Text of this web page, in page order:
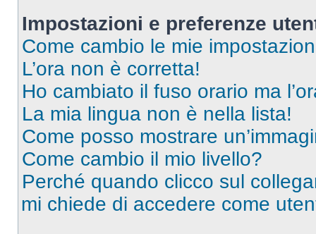
Impostazioni e preferenze
Come cambio le mie
L’ora non è corretta!
Ho cambiato il fuso orario ma
La mia lingua non è nella lista!
Come posso mostrare
Come cambio il mio livello?
Perché quando clicco sul
mi chiede di accedere come